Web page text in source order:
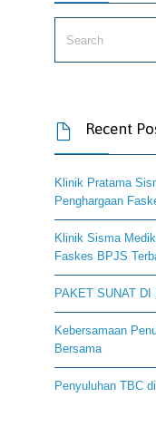
 Recent
Klinik Pratama
Penghargaan
Klinik Sisma
Faskes BPJS
PAKET SUNAT DI
Kebersamaan
Bersama
Penyuluhan TBC